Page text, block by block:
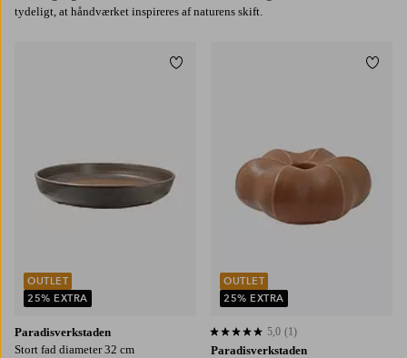
tydeligt, at håndværket inspireres af naturens skift.
Paradisverkstaden
Stort fad diameter 32 cm
OUTLET
25% EXTRA
Tilføj til favoritter
Paradisverkstaden
5,0 baseret på 1 bedømmelser
5,0 (1)
OUTLET
25% EXTRA